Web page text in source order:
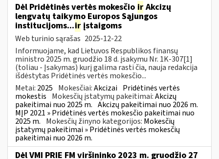
Dėl Pridėtinės vertės mokesčio ir Akcizų
lengvatų taikymo Europos Sąjungos
institucijoms...ir įstaigoms
Web turinio sąrašas 2025-12-22
Informuojame, kad Lietuvos Respublikos finansų
ministro 2025 m. gruodžio 18 d. įsakymu Nr. 1K-307[1]
(toliau - Įsakymas) kurį galima rasti čia, nauja redakcija
išdėstytas Pridėtinės vertės mokesčio...
Metai: 2025 Mokesčiai:Akcizai Pridėtinės vertės
mokestis Mokesčių įstatymų pakeitimai:Akcizų
pakeitimai nuo 2025 m. Akcizų pakeitimai nuo 2026 m.
MĮP 2021 » Pridėtinės vertės mokesčio pakeitimai nuo
2025 m. Mokesčių žinyno kategorijos: Mokesčių
įstatymų pakeitimai » Pridėtinės vertės mokesčių
pakeitimai nuo 2026 m.
Dėl VMI PRIE FM viršininko 2023 m. gruodžio 27